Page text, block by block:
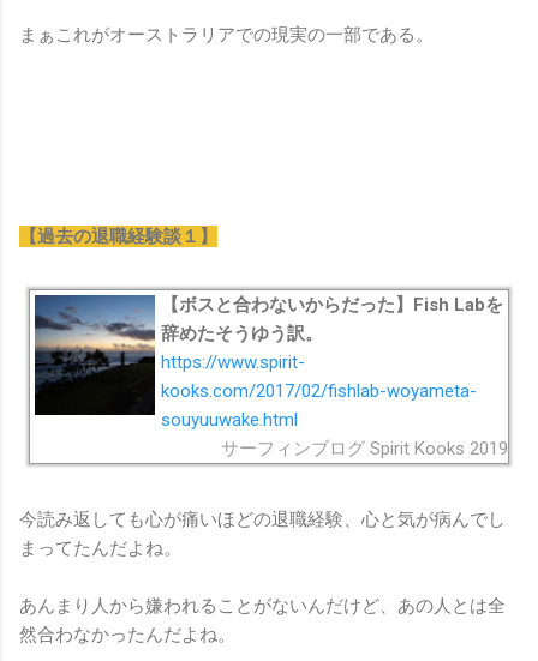
まぁこれがオーストラリアでの現実の一部である。
【過去の退職経験談１】
【ボスと合わないからだった】Fish Labを
辞めたそうゆう訳。
https://www.spirit-
kooks.com/2017/02/fishlab-woyameta-
souyuuwake.html
サーフィンブログ Spirit Kooks 2019
今読み返しても心が痛いほどの退職経験、心と気が病んでし
まってたんだよね。
あんまり人から嫌われることがないんだけど、あの人とは全
然合わなかったんだよね。